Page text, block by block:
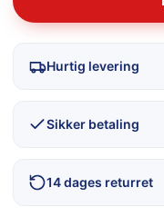
Hurtig levering
Sikker betaling
14 dages returret